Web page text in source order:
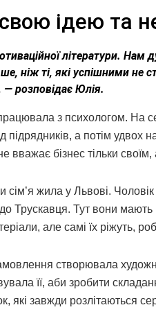
ідею та
літератури.
ніж ті, які успішними не
розповідає Юлія.
з психологом. На
підрядників, а потім удвох
вважає бізнес тільки
сім’я жила у Львові.
Трускавця. Тут вони
але самі їх ріжуть,
створювала
її, аби зробити
які завжди розлітаються